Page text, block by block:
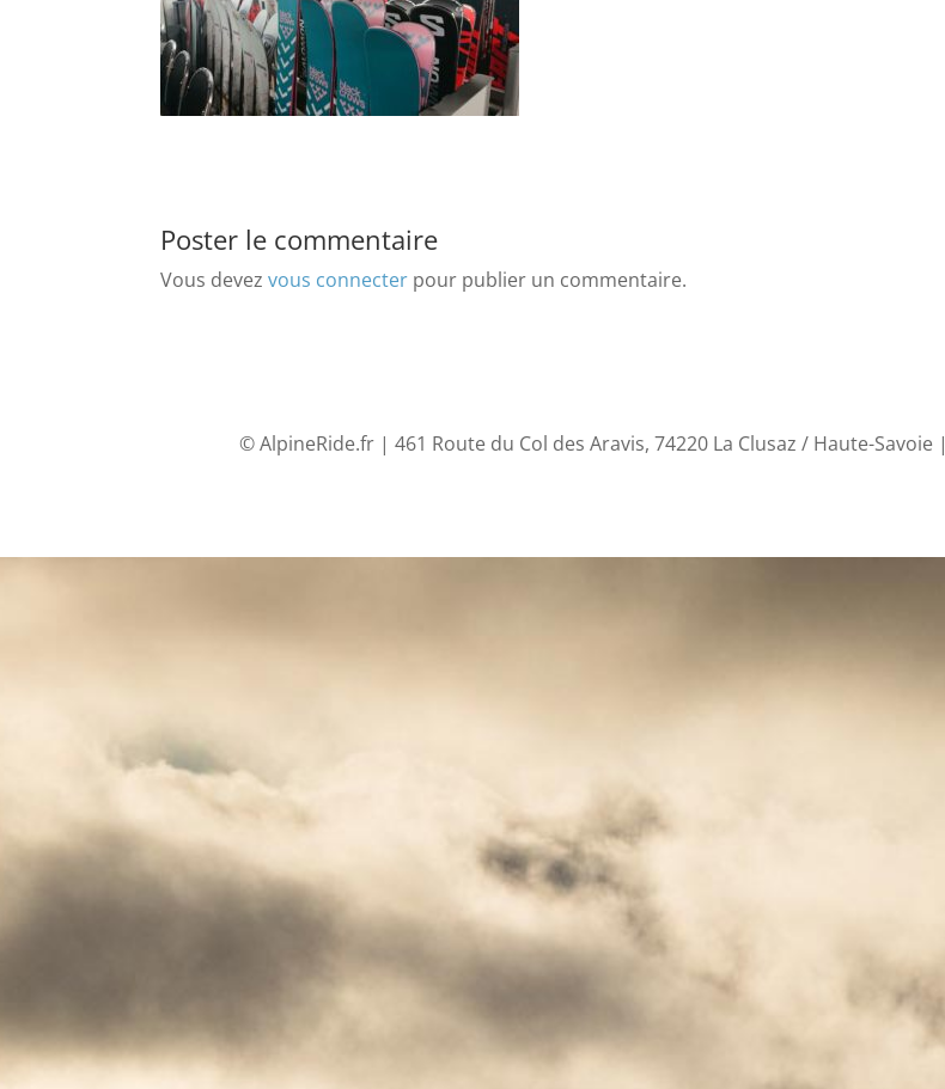
Poster le commentaire
Vous devezvous connecter pour publier un commentaire.
© AlpineRide.fr | 461 Route du Col des Aravis, 74220 La Clusaz / Haute-Savoie |